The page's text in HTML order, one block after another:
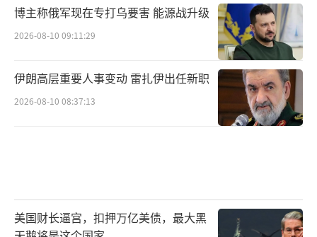
博主称俄军现在专打乌要害 能源战升级
2026-08-10 09:11:29
伊朗高层重要人事变动 雷扎伊出任新职
2026-08-10 08:37:13
美国财长逼宫，扣押万亿美债，最大黑